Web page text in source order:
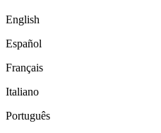
English
Español
Français
Italiano
Português